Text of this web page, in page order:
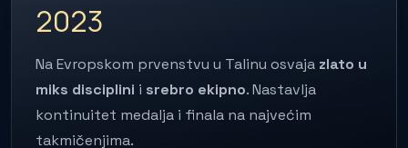
2023
Na Evropskom prvenstvu u Talinu osvaja zlato u
miks disciplini i srebro ekipno. Nastavlja
kontinuitet medalja i finala na najvećim
takmičenjima.